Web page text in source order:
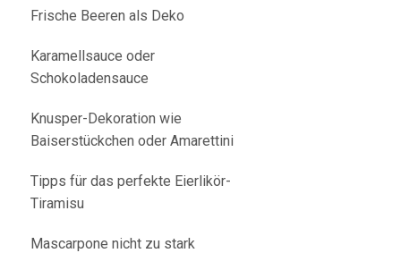
Frische Beeren als Deko
Karamellsauce oder
Schokoladensauce
Knusper-Dekoration wie
Baiserstückchen oder Amarettini
Tipps für das perfekte Eierlikör-
Tiramisu
Mascarpone nicht zu stark